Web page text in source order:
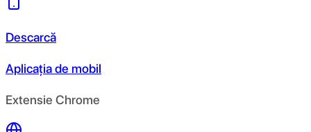
Descarcă
Aplicația de mobil
Extensie Chrome